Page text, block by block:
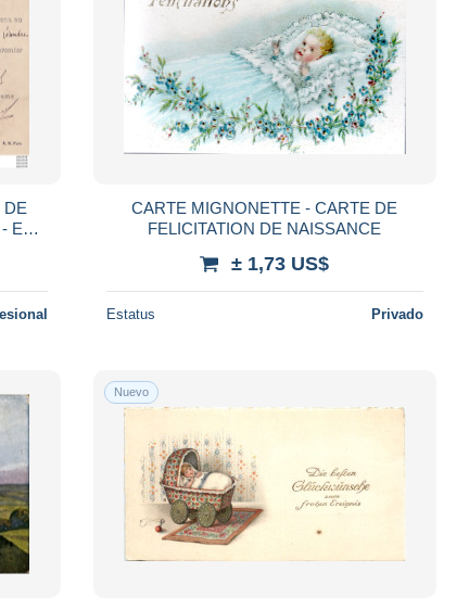
DE
CARTE MIGNONETTE - CARTE DE
FELICITATION DE NAISSANCE
± 1,73 US$
Estatus Privado
Nuevo